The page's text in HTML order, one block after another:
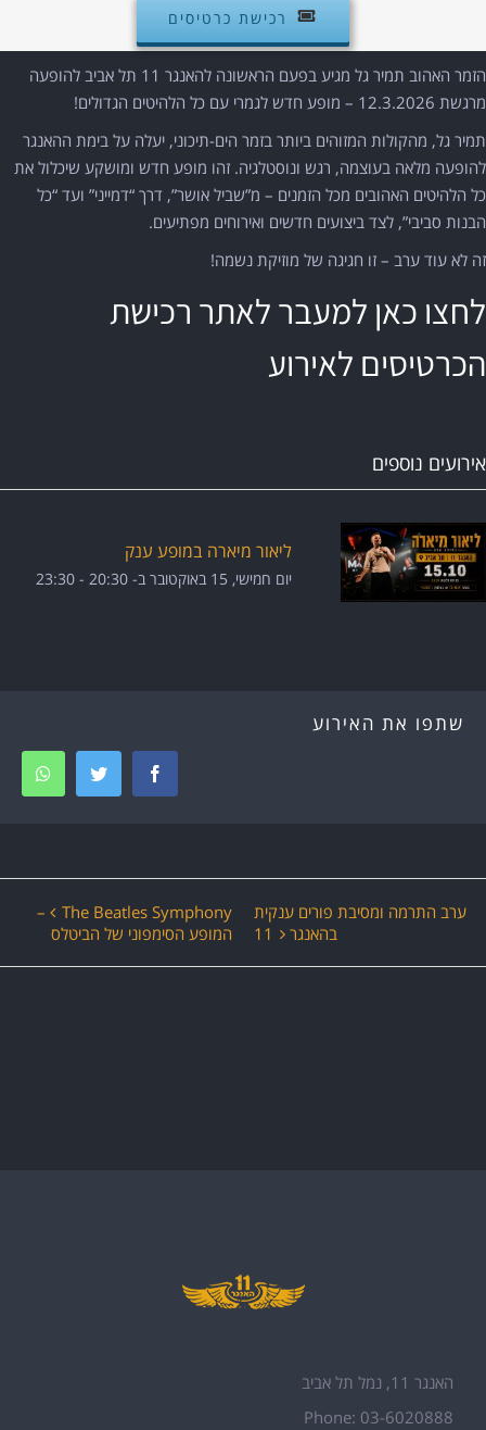
רכישת כרטיסים
הזמר האהוב תמיר גל מגיע בפעם הראשונה להאנגר 11 תל אביב להופעה
מרגשת 12.3.2026 – מופע חדש לגמרי עם כל הלהיטים הגדולים!
תמיר גל, מהקולות המזוהים ביותר בזמר הים-תיכוני, יעלה על בימת ההאנגר
להופעה מלאה בעוצמה, רגש ונוסטלגיה. זהו מופע חדש ומושקע שיכלול את
כל הלהיטים האהובים מכל הזמנים – מ”שביל אושר”, דרך “דמייני” ועד “כל
הבנות סביבי”, לצד ביצועים חדשים ואירוחים מפתיעים.
זה לא עוד ערב – זו חגיגה של מוזיקת נשמה!
לחצו כאן למעבר לאתר רכישת
הכרטיסים לאירוע
אירועים נוספים
ליאור מיארה במופע ענק
יום חמישי, 15 באוקטובר ב- 20:30 -
23:30
שתפו את האירוע
Facebook
Twitter
אירועערב התרמה ומסיבת פורים ענקית
בהאנגר 11
The Beatles Symphony –
המופע הסימפוני של הביטלס
האנגר 11, נמל תל אביב
Phone: 03-6020888